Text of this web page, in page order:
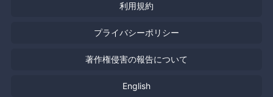
利用規約
プライバシーポリシー
著作権侵害の報告について
English